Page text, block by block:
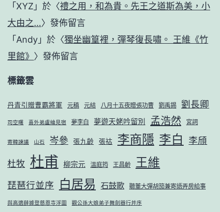
「 XYZ 」於〈禮之用，和為貴。先王之道斯為美，小
大由之…〉發佈留言
「 Andy 」於〈獨坐幽篁裡，彈琴復長嘯。 王維《竹
里館》 〉發佈留言
標籤雲
丹青引贈曹霸將軍 元稹 元結 八月十五夜贈張功曹 劉禹錫 劉長卿
司空曙 喜外弟盧綸見宿 夢李白 夢遊天姥吟留別 孟浩然 宮詞
寄韓諫議 山石 岑參 張九齡 張祜 李商隱 李白 李頎
杜牧 杜甫 柳宗元 溫庭筠 王昌齡 王維
琵琶行並序 白居易 石鼓歌 聽董大彈胡笳兼寄語弄房給事
與高適薛據登慈恩寺浮圖 觀公孫大娘弟子舞劍器行并序